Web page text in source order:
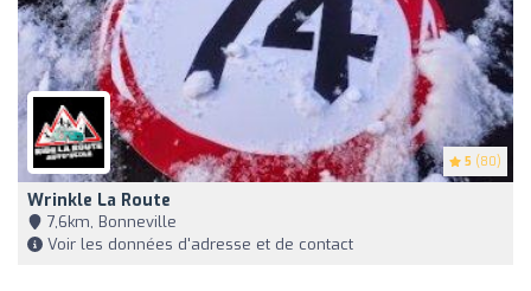
5 (80)
Wrinkle La Route
7,6km, Bonneville
Voir les données d'adresse et de contact